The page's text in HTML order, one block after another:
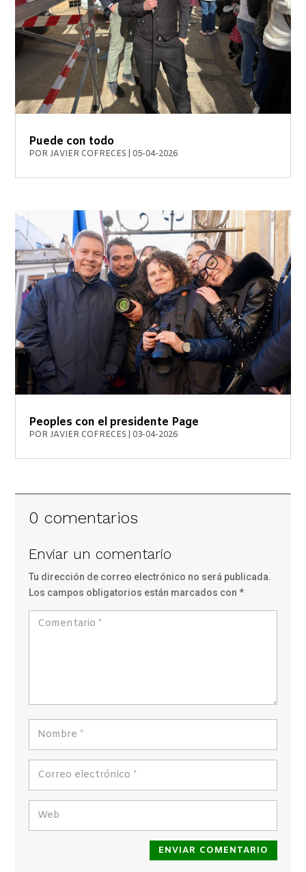
Puede con todo
PORJAVIER COFRECES 05-04-2026
Peoples con el presidente Page
PORJAVIER COFRECES 03-04-2026
0 comentarios
Enviar un comentario
Tu dirección de correo electrónico no será publicada.
Los campos obligatorios están marcados con*
ENVIAR COMENTARIO